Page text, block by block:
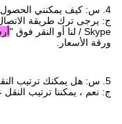
4. س: كيف يمكنني الحصول على قائمة الأسعار الخاصة بك؟
Skype / لنا أو النقر فوق "
ورقة الأسعار.
5. س: هل يمكنك ترتيب النقل بالنسبة لنا؟
ج: نعم ، يمكننا ترتيب